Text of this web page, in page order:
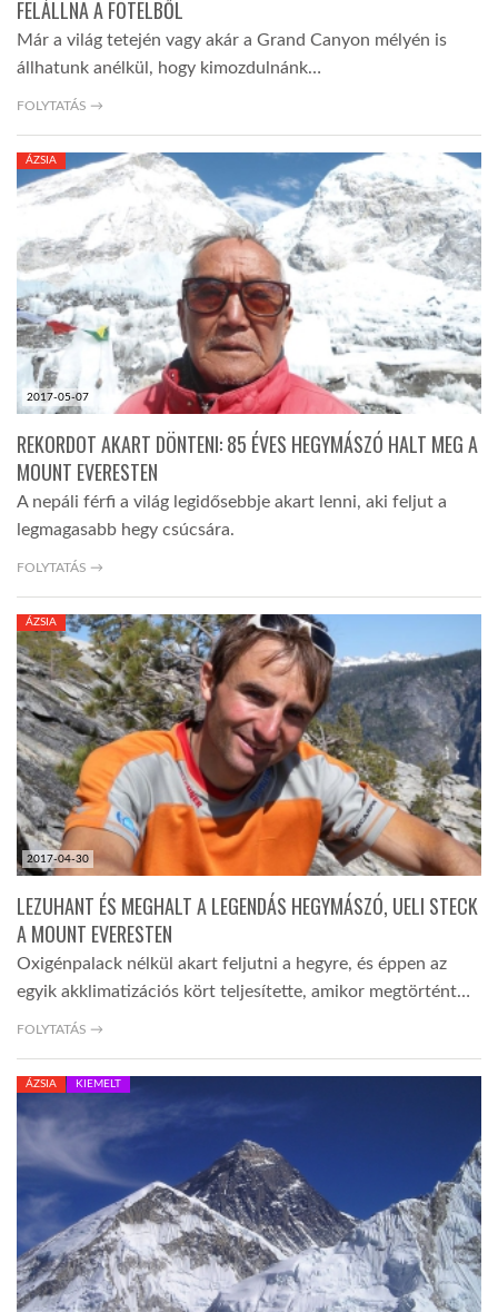
LINKTR.EE
DOBRAVERO.HU
LATIMO.HU
GLOBOBOOK
FELÁLLNA A FOTELBŐL
Már a világ tetején vagy akár a Grand Canyon mélyén is
állhatunk anélkül, hogy kimozdulnánk…
FOLYTATÁS →
2017-05-07
ÁZSIA
REKORDOT AKART DÖNTENI: 85 ÉVES HEGYMÁSZÓ HALT MEG A
MOUNT EVERESTEN
A nepáli férfi a világ legidősebbje akart lenni, aki feljut a
legmagasabb hegy csúcsára.
FOLYTATÁS →
2017-04-30
ÁZSIA
LEZUHANT ÉS MEGHALT A LEGENDÁS HEGYMÁSZÓ, UELI STECK
A MOUNT EVERESTEN
Oxigénpalack nélkül akart feljutni a hegyre, és éppen az
egyik akklimatizációs kört teljesítette, amikor megtörtént…
FOLYTATÁS →
ÁZSIA KIEMELT